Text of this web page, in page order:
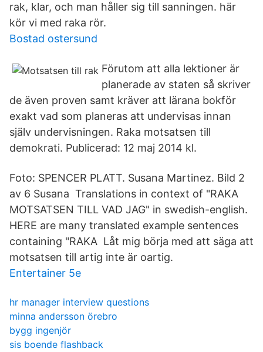
rak, klar, och man håller sig till sanningen. här
kör vi med raka rör.
Bostad ostersund
Förutom att alla lektioner är
planerade av staten så skriver
de även proven samt kräver att lärana bokför
exakt vad som planeras att undervisas innan
själv undervisningen. Raka motsatsen till
demokrati. Publicerad: 12 maj 2014 kl.
Foto: SPENCER PLATT. Susana Martinez. Bild 2
av 6 Susana Translations in context of "RAKA
MOTSATSEN TILL VAD JAG" in swedish-english.
HERE are many translated example sentences
containing "RAKA Låt mig börja med att säga att
motsatsen till artig inte är oartig.
Entertainer 5e
hr manager interview questions
minna andersson örebro
bygg ingenjör
sis boende flashback